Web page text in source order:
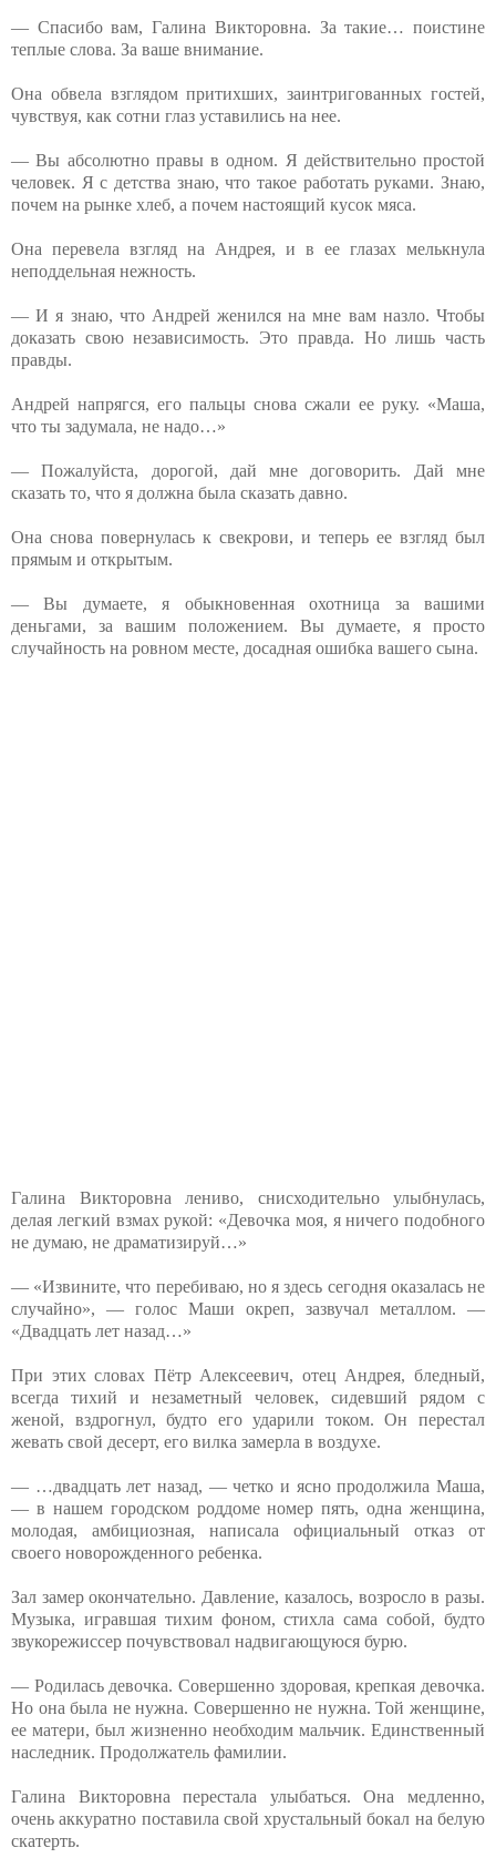
— Спасибо вам, Галина Викторовна. За такие… поистине
теплые слова. За ваше внимание.
Она обвела взглядом притихших, заинтригованных гостей,
чувствуя, как сотни глаз уставились на нее.
— Вы абсолютно правы в одном. Я действительно простой
человек. Я с детства знаю, что такое работать руками. Знаю,
почем на рынке хлеб, а почем настоящий кусок мяса.
Она перевела взгляд на Андрея, и в ее глазах мелькнула
неподдельная нежность.
— И я знаю, что Андрей женился на мне вам назло. Чтобы
доказать свою независимость. Это правда. Но лишь часть
правды.
Андрей напрягся, его пальцы снова сжали ее руку. «Маша,
что ты задумала, не надо…»
— Пожалуйста, дорогой, дай мне договорить. Дай мне
сказать то, что я должна была сказать давно.
Она снова повернулась к свекрови, и теперь ее взгляд был
прямым и открытым.
— Вы думаете, я обыкновенная охотница за вашими
деньгами, за вашим положением. Вы думаете, я просто
случайность на ровном месте, досадная ошибка вашего сына.
Галина Викторовна лениво, снисходительно улыбнулась,
делая легкий взмах рукой: «Девочка моя, я ничего подобного
не думаю, не драматизируй…»
— «Извините, что перебиваю, но я здесь сегодня оказалась не
случайно», — голос Маши окреп, зазвучал металлом. —
«Двадцать лет назад…»
При этих словах Пётр Алексеевич, отец Андрея, бледный,
всегда тихий и незаметный человек, сидевший рядом с
женой, вздрогнул, будто его ударили током. Он перестал
жевать свой десерт, его вилка замерла в воздухе.
— …двадцать лет назад, — четко и ясно продолжила Маша,
— в нашем городском роддоме номер пять, одна женщина,
молодая, амбициозная, написала официальный отказ от
своего новорожденного ребенка.
Зал замер окончательно. Давление, казалось, возросло в разы.
Музыка, игравшая тихим фоном, стихла сама собой, будто
звукорежиссер почувствовал надвигающуюся бурю.
— Родилась девочка. Совершенно здоровая, крепкая девочка.
Но она была не нужна. Совершенно не нужна. Той женщине,
ее матери, был жизненно необходим мальчик. Единственный
наследник. Продолжатель фамилии.
Галина Викторовна перестала улыбаться. Она медленно,
очень аккуратно поставила свой хрустальный бокал на белую
скатерть.